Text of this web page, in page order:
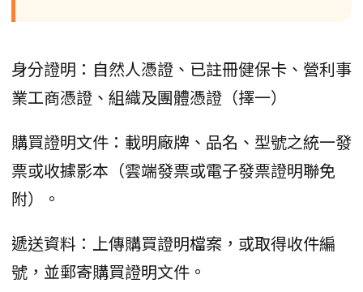
身分證明：自然人憑證、已註冊健保卡、營利事
業工商憑證、組織及團體憑證（擇一）
購買證明文件：載明廠牌、品名、型號之統一發
票或收據影本（雲端發票或電子發票證明聯免
附）。
遞送資料：上傳購買證明檔案，或取得收件編
號，並郵寄購買證明文件。